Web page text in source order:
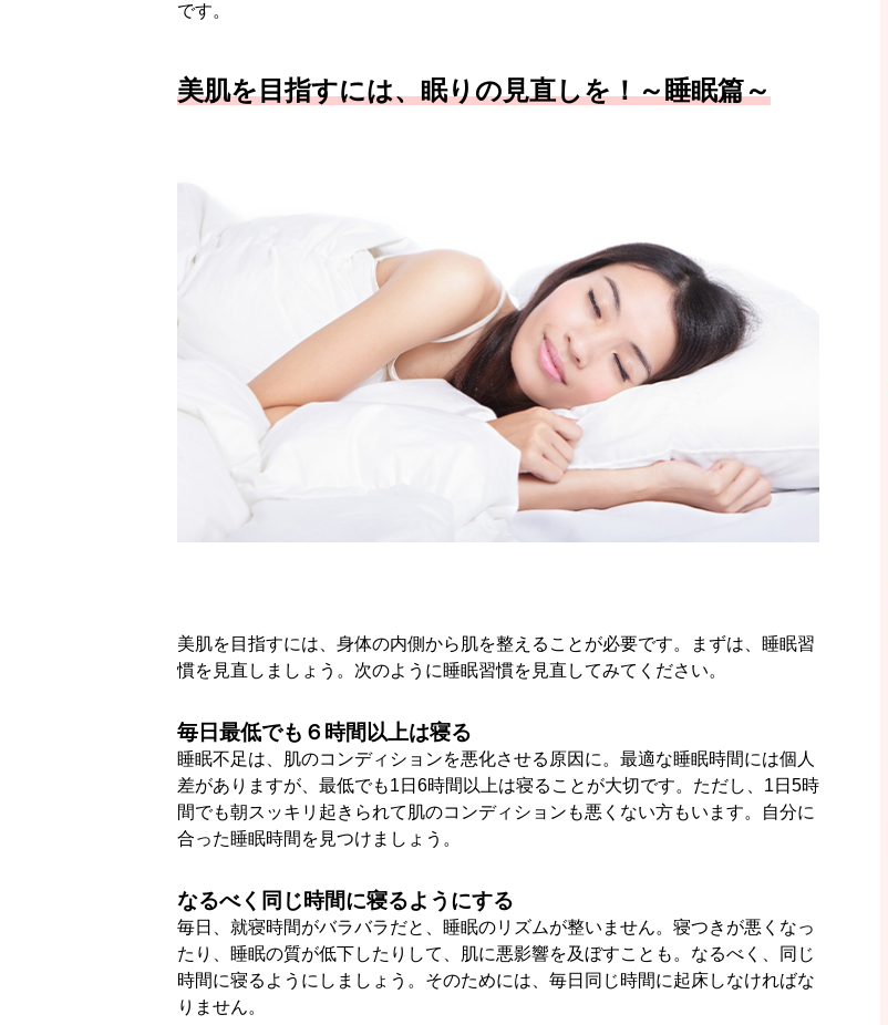
です。
美肌を目指すには、眠りの見直しを！～睡眠篇～
美肌を目指すには、身体の内側から肌を整えることが必要です。まずは、睡眠習
慣を見直しましょう。次のように睡眠習慣を見直してみてください。
毎日最低でも６時間以上は寝る
睡眠不足は、肌のコンディションを悪化させる原因に。最適な睡眠時間には個人
差がありますが、最低でも1日6時間以上は寝ることが大切です。ただし、1日5時
間でも朝スッキリ起きられて肌のコンディションも悪くない方もいます。自分に
合った睡眠時間を見つけましょう。
なるべく同じ時間に寝るようにする
毎日、就寝時間がバラバラだと、睡眠のリズムが整いません。寝つきが悪くなっ
たり、睡眠の質が低下したりして、肌に悪影響を及ぼすことも。なるべく、同じ
時間に寝るようにしましょう。そのためには、毎日同じ時間に起床しなければな
りません。